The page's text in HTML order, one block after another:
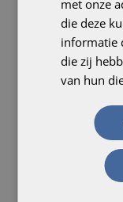
met onze
die deze
informatie
die zij
van hun